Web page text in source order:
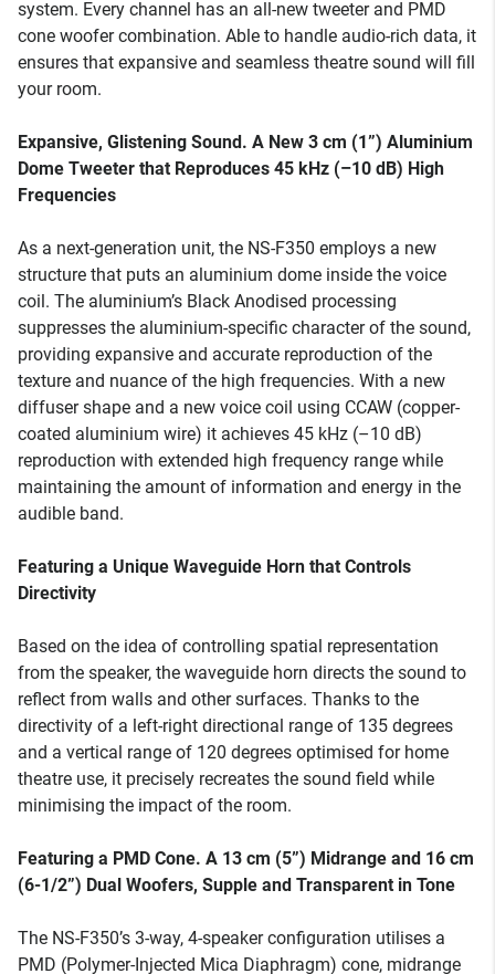
system. Every channel has an all-new tweeter and PMD
cone woofer combination. Able to handle audio-rich data, it
ensures that expansive and seamless theatre sound will fill
your room.
Expansive, Glistening Sound. A New 3 cm (1”) Aluminium
Dome Tweeter that Reproduces 45 kHz (–10 dB) High
Frequencies
As a next-generation unit, the NS-F350 employs a new
structure that puts an aluminium dome inside the voice
coil. The aluminium’s Black Anodised processing
suppresses the aluminium-specific character of the sound,
providing expansive and accurate reproduction of the
texture and nuance of the high frequencies. With a new
diffuser shape and a new voice coil using CCAW (copper-
coated aluminium wire) it achieves 45 kHz (–10 dB)
reproduction with extended high frequency range while
maintaining the amount of information and energy in the
audible band.
Featuring a Unique Waveguide Horn that Controls
Directivity
Based on the idea of controlling spatial representation
from the speaker, the waveguide horn directs the sound to
reflect from walls and other surfaces. Thanks to the
directivity of a left-right directional range of 135 degrees
and a vertical range of 120 degrees optimised for home
theatre use, it precisely recreates the sound field while
minimising the impact of the room.
Featuring a PMD Cone. A 13 cm (5”) Midrange and 16 cm
(6-1/2”) Dual Woofers, Supple and Transparent in Tone
The NS-F350’s 3-way, 4-speaker configuration utilises a
PMD (Polymer-Injected Mica Diaphragm) cone, midrange